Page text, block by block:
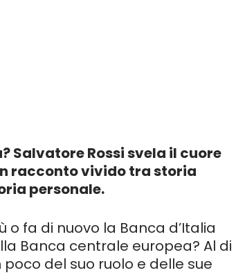
Salvatore Rossi svela il cuore
racconto vivido tra storia
personale.
o fa di nuovo la Banca d’Italia
Banca centrale europea? Al di
del suo ruolo e delle sue